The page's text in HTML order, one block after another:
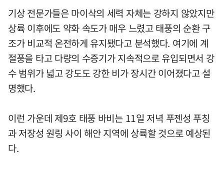
기상 전문가들은 마이삭의 세력 자체는 강하지 않았지만
상륙 이후에도 약화 속도가 매우 느렸고 태풍의 순환 구
조가 비교적 온전하게 유지됐다고 분석했다. 여기에 계
절풍을 타고 다량의 수증기가 지속적으로 유입되면서 강
수 범위가 넓고 강도도 강한 비가 장시간 이어졌다고 설
명했다.
이런 가운데 제9호 태풍 바비는 11일 저녁 푸젠성 푸칭
과 저장성 원링 사이 해안 지역에 상륙할 것으로 예상된
다.